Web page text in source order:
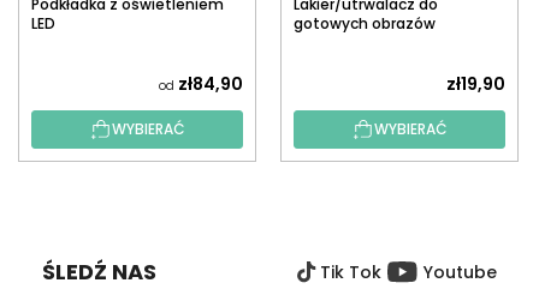
LED
od zł84,90
WYBIERAĆ
gotowych obrazów
zł19,90
WYBIERAĆ
ŚLEDŹ NAS Tik Tok Youtube